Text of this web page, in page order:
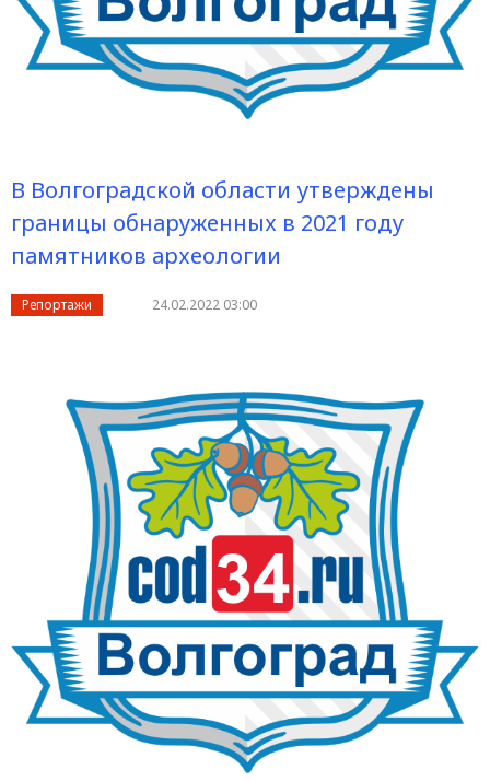
В Волгоградской области утверждены
границы обнаруженных в 2021 году
памятников археологии
Репортажи 24.02.2022 03:00